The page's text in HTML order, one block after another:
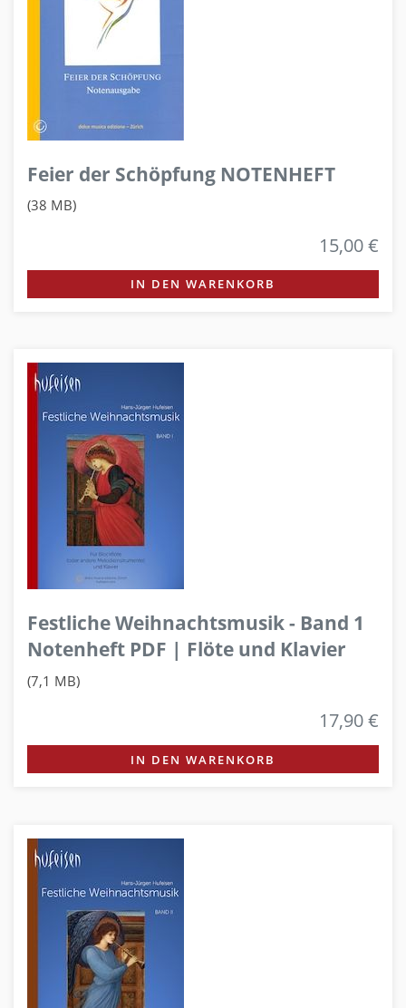
Feier der Schöpfung NOTENHEFT
(38 MB)
15,00 €
IN DEN WARENKORB
Festliche Weihnachtsmusik - Band 1
Notenheft PDF | Flöte und Klavier
(7,1 MB)
17,90 €
IN DEN WARENKORB